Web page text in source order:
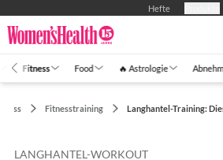
Hefte
Fitness Food 🔥 Astrologie
Fitnesstraining Langhantel-Training:
LANGHANTEL-WORKOUT